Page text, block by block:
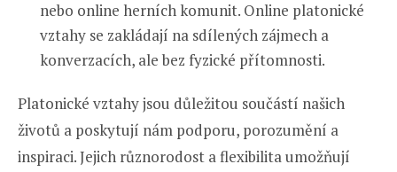
nebo online herních komunit. Online platonické
vztahy se zakládají na sdílených zájmech a
konverzacích, ale bez fyzické přítomnosti.
Platonické vztahy jsou důležitou součástí našich
životů a poskytují nám podporu, porozumění a
inspiraci. Jejich různorodost a flexibilita umožňují